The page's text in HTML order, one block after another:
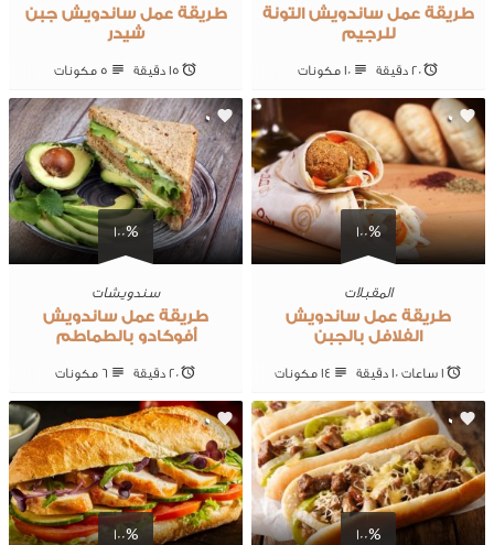
طريقة عمل ساندويش التونة
للرجيم
20 ‎دقيقة 10 ‎مكونات
طريقة عمل ساندويش جبن
شيدر
15 ‎دقيقة 5 ‎مكونات
100%
0
المقبلات
طريقة عمل ساندويش
الفلافل بالجبن
1 ساعات 10 ‎دقيقة 14 ‎مكونات
100%
0
سندويشات
طريقة عمل ساندويش
أفوكادو بالطماطم
20 ‎دقيقة 6 ‎مكونات
100%
0
100%
0